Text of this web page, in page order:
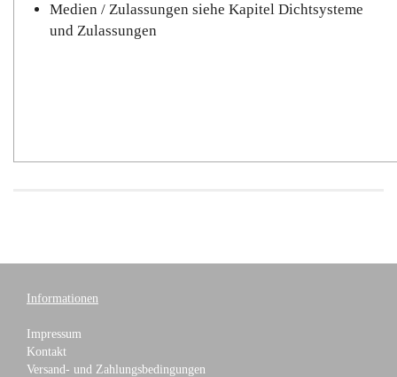
Medien / Zulassungen siehe Kapitel Dichtsysteme
und Zulassungen
Informationen
Impressum
Kontakt
Versand- und Zahlungsbedingungen